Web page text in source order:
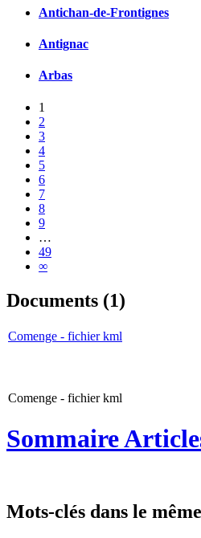
Antichan-de-Frontignes
Antignac
Arbas
1
2
3
4
5
6
7
8
9
…
49
∞
Documents (1)
Comenge - fichier kml
Comenge - fichier kml
Sommaire
Mots-clés dans le